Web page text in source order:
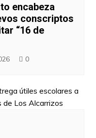
encabeza
conscriptos
“16 de
0